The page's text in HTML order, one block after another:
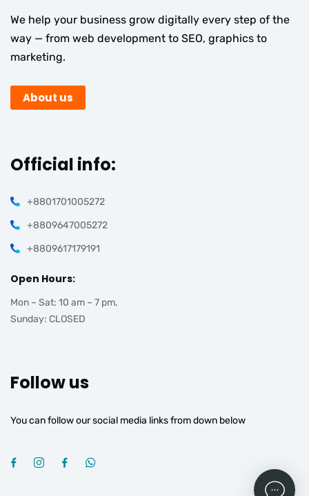
We help your business grow digitally every step of the
way — from web development to SEO, graphics to
marketing.
About us
Official info:
+8801701005272
+8809647005272
+8809617179191
Open Hours:
Mon – Sat: 10 am – 7 pm,
Sunday: CLOSED
Follow us
You can follow our social media links from down below